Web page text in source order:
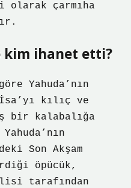
olarak çarmıha
kim ihanet etti?
Yahuda’nın
İsa’yı kılıç ve
bir kalabalığa
Son Akşam
öpücük,
tarafından